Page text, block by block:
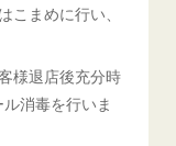
まめに行い、
様退店後充分時
消毒を行いま